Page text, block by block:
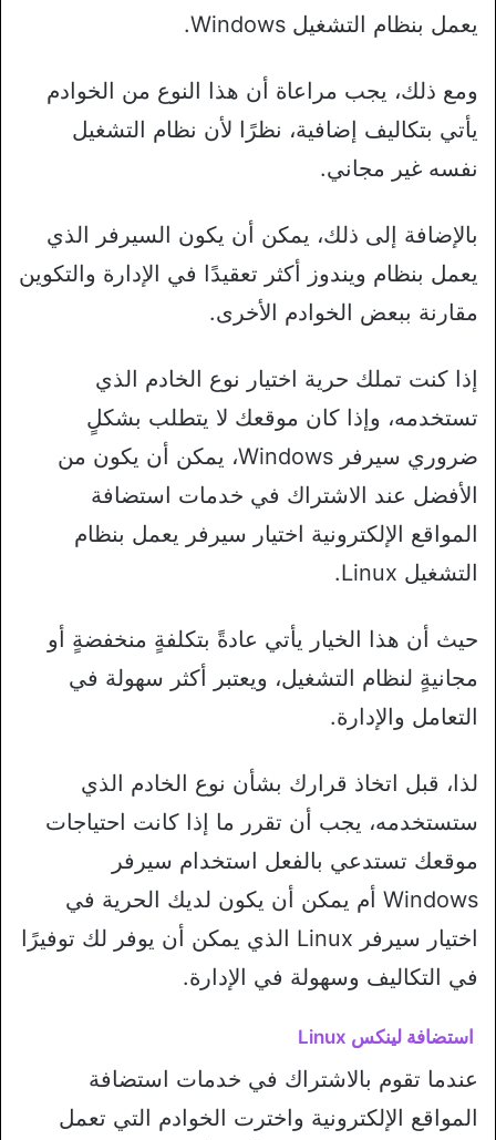
يعمل بنظام التشغيل Windows.
ومع ذلك، يجب مراعاة أن هذا النوع من الخوادم
يأتي بتكاليف إضافية، نظرًا لأن نظام التشغيل
نفسه غير مجاني.
بالإضافة إلى ذلك، يمكن أن يكون السيرفر الذي
يعمل بنظام ويندوز أكثر تعقيدًا في الإدارة والتكوين
مقارنة ببعض الخوادم الأخرى.
إذا كنت تملك حرية اختيار نوع الخادم الذي
تستخدمه، وإذا كان موقعك لا يتطلب بشكلٍ
ضروري سيرفر Windows، يمكن أن يكون من
الأفضل عند الاشتراك في خدمات استضافة
المواقع الإلكترونية اختيار سيرفر يعمل بنظام
التشغيل Linux.
حيث أن هذا الخيار يأتي عادةً بتكلفةٍ منخفضةٍ أو
مجانيةٍ لنظام التشغيل، ويعتبر أكثر سهولة في
التعامل والإدارة.
لذا، قبل اتخاذ قرارك بشأن نوع الخادم الذي
ستستخدمه، يجب أن تقرر ما إذا كانت احتياجات
موقعك تستدعي بالفعل استخدام سيرفر
Windows أم يمكن أن يكون لديك الحرية في
اختيار سيرفر Linux الذي يمكن أن يوفر لك توفيرًا
في التكاليف وسهولة في الإدارة.
استضافة لينكس Linux
عندما تقوم بالاشتراك في خدمات استضافة
المواقع الإلكترونية واخترت الخوادم التي تعمل